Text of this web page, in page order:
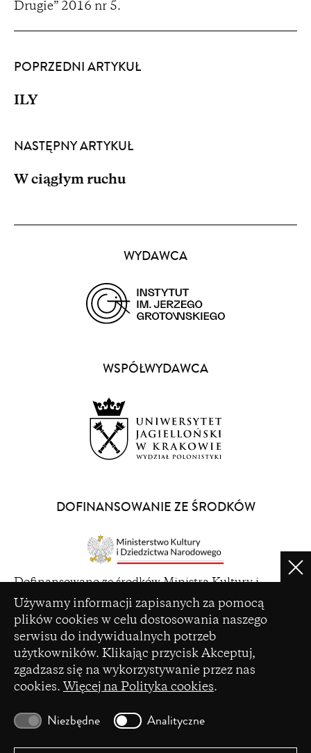
Ustawienia plików cookie
Używamy informacji zapisanych za pomocą
plików cookies w celu dostosowania naszego
serwisu do indywidualnych potrzeb
użytkowników. Klikając przycisk Akceptuj,
zgadzasz się na wykorzystywanie przez nas
cookies. Więcej na Polityka cookies.
Niezbędne Analityczne
Drugie” 2016 nr 5.
POPRZEDNI ARTYKUŁ
ILY
NASTĘPNY ARTYKUŁ
W ciągłym ruchu
WYDAWCA
WSPÓŁWYDAWCA
DOFINANSOWANIE ZE ŚRODKÓW
a
new
window)
Dofinansowano ze środków Ministra Kultury i
Dziedzictwa Narodowego pochodzących z Funduszu
Promocji Kultury – państwowego funduszu celowego
(opens
a
Ministerstwa Nauki i Szkolnictwa Wyższego na
podstawie umowy Nr 86/WCN/2019/1 z dnia 19
lipca 2019 r. z pomocy przyznanej w ramach